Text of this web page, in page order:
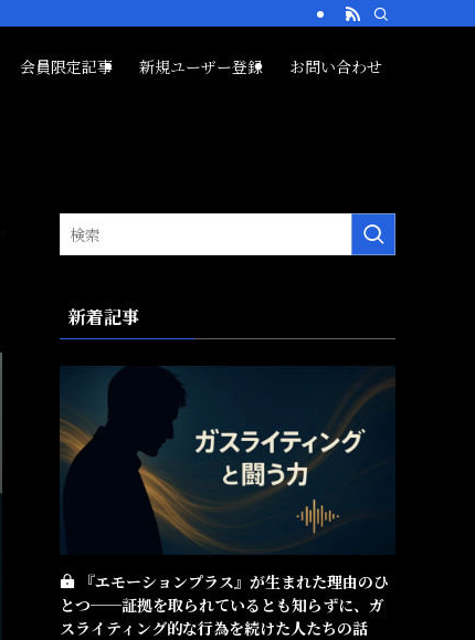
会員限定記事 新規ユーザー登録 お問い合わせ
新着記事
『エモーションプラス』が生まれた理由のひ
とつ──証拠を取られているとも知らずに、ガ
スライティング的な行為を続けた人たちの話